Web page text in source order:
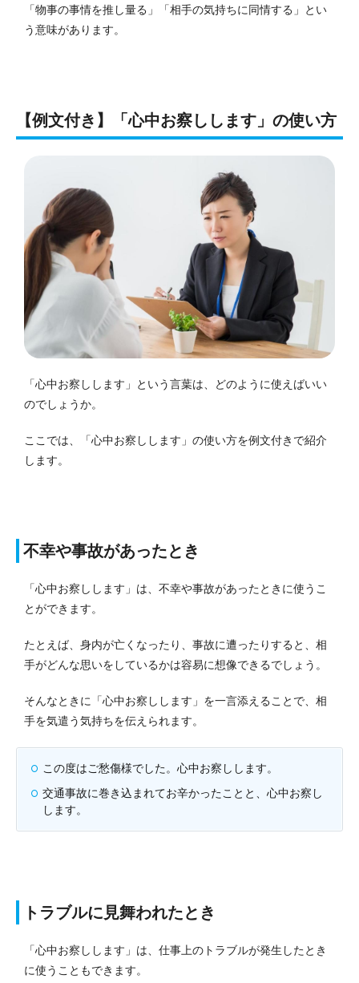
「物事の事情を推し量る」「相手の気持ちに同情する」とい
う意味があります。
【例文付き】「心中お察しします」の使い方
「心中お察しします」という言葉は、どのように使えばいい
のでしょうか。
ここでは、「心中お察しします」の使い方を例文付きで紹介
します。
不幸や事故があったとき
「心中お察しします」は、不幸や事故があったときに使うこ
とができます。
たとえば、身内が亡くなったり、事故に遭ったりすると、相
手がどんな思いをしているかは容易に想像できるでしょう。
そんなときに「心中お察しします」を一言添えることで、相
手を気遣う気持ちを伝えられます。
この度はご愁傷様でした。心中お察しします。
交通事故に巻き込まれてお辛かったことと、心中お察し
します。
トラブルに見舞われたとき
「心中お察しします」は、仕事上のトラブルが発生したとき
に使うこともできます。